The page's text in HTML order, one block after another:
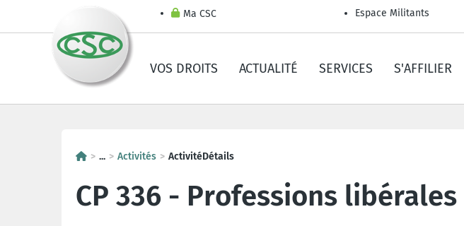
Ma CSC Espace Militants
VOS DROITS ACTUALITÉ SERVICES S'AFFILIER
... Activités ActivitéDétails
CP 336 - Professions libérales